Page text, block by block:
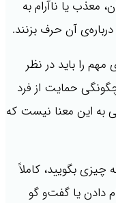
معذب یا ناآرام به
آن حرف بزنند.
مهم را باید در نظر
حمایت از فرد
به این معنا نیست که
چیزی بگویید، کاملاً
دادن یا گفت‌و گو